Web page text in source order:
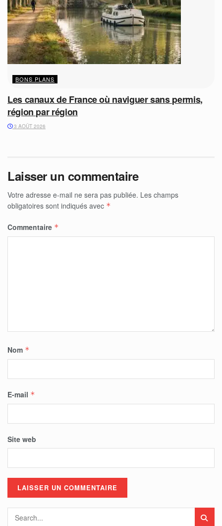
BONS PLANS
Les canaux de France où naviguer sans permis,
région par région
3 AOÛT 2026
Laisser un commentaire
Votre adresse e-mail ne sera pas publiée. Les champs
obligatoires sont indiqués avec *
Commentaire *
Nom *
E-mail *
Site web